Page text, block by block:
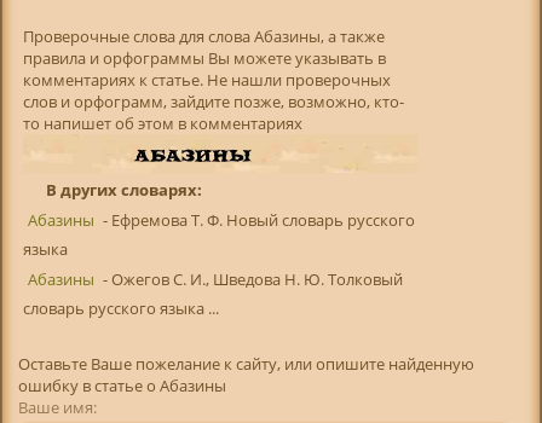
Проверочные слова для слова Абазины, а также
правила и орфограммы Вы можете указывать в
комментариях к статье. Не нашли проверочных
слов и орфограмм, зайдите позже, возможно, кто-
то напишет об этом в комментариях
В других словарях:
Абазины - Ефремова Т. Ф. Новый словарь русского
языка
Абазины - Ожегов С. И., Шведова Н. Ю. Толковый
словарь русского языка ...
Оставьте Ваше пожелание к сайту, или опишите найденную
ошибку в статье о Абазины
Ваше имя: